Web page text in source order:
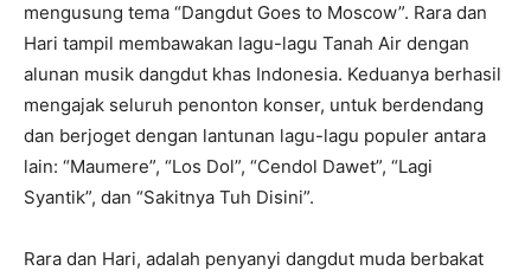
mengusung tema “Dangdut Goes to Moscow”. Rara dan
Hari tampil membawakan lagu-lagu Tanah Air dengan
alunan musik dangdut khas Indonesia. Keduanya berhasil
mengajak seluruh penonton konser, untuk berdendang
dan berjoget dengan lantunan lagu-lagu populer antara
lain: “Maumere”, “Los Dol”, “Cendol Dawet”, “Lagi
Syantik”, dan “Sakitnya Tuh Disini”.
Rara dan Hari, adalah penyanyi dangdut muda berbakat